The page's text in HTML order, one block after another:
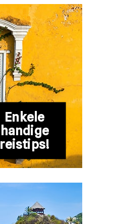
Enkele
handige
reistips!